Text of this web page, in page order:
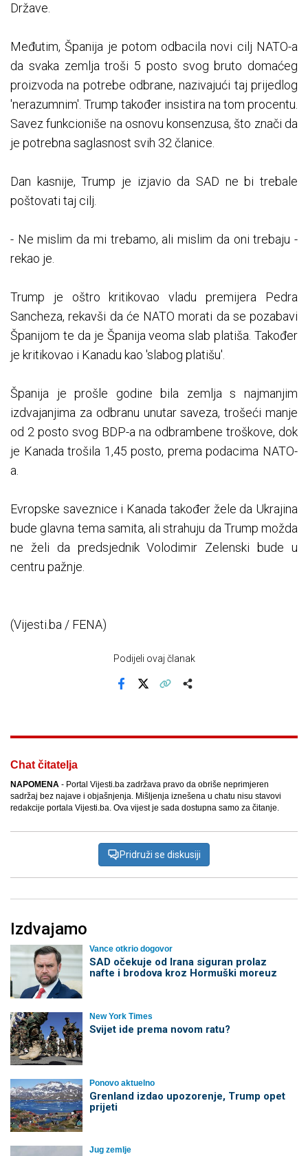
Države.
Međutim, Španija je potom odbacila novi cilj NATO-a
da svaka zemlja troši 5 posto svog bruto domaćeg
proizvoda na potrebe odbrane, nazivajući taj prijedlog
'nerazumnim'. Trump također insistira na tom procentu.
Savez funkcioniše na osnovu konsenzusa, što znači da
je potrebna saglasnost svih 32 članice.
Dan kasnije, Trump je izjavio da SAD ne bi trebale
poštovati taj cilj.
- Ne mislim da mi trebamo, ali mislim da oni trebaju -
rekao je.
Trump je oštro kritikovao vladu premijera Pedra
Sancheza, rekavši da će NATO morati da se pozabavi
Španijom te da je Španija veoma slab platiša. Također
je kritikovao i Kanadu kao 'slabog platišu'.
Španija je prošle godine bila zemlja s najmanjim
izdvajanjima za odbranu unutar saveza, trošeći manje
od 2 posto svog BDP-a na odbrambene troškove, dok
je Kanada trošila 1,45 posto, prema podacima NATO-
a.
Evropske saveznice i Kanada također žele da Ukrajina
bude glavna tema samita, ali strahuju da Trump možda
ne želi da predsjednik Volodimir Zelenski bude u
centru pažnje.
(Vijesti.ba / FENA)
Podijeli ovaj članak
Chat čitatelja
NAPOMENA - Portal Vijesti.ba zadržava pravo da obriše neprimjeren
sadržaj bez najave i objašnjenja. Mišljenja iznešena u chatu nisu stavovi
redakcije portala Vijesti.ba. Ova vijest je sada dostupna samo za čitanje.
Pridruži se diskusiji
Izdvajamo
Vance otkrio dogovor
SAD očekuje od Irana siguran prolaz
nafte i brodova kroz Hormuški moreuz
New York Times
Svijet ide prema novom ratu?
Ponovo aktuelno
Grenland izdao upozorenje, Trump opet
prijeti
Jug zemlje